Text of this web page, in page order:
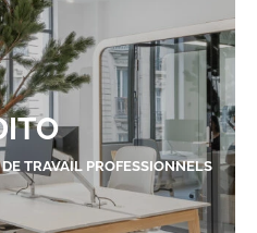
TRAVAIL PROFESSIONNELS